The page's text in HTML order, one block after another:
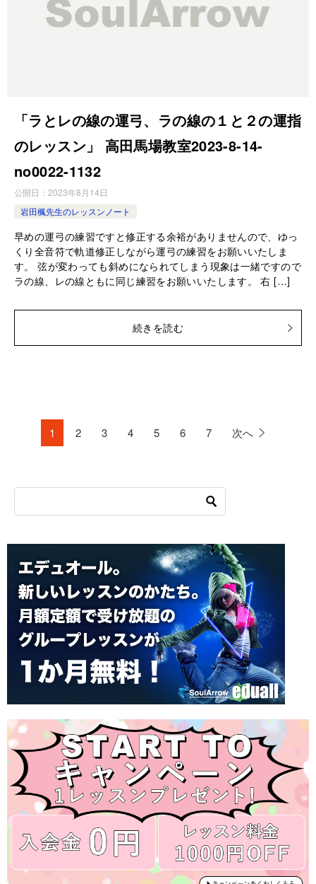
「ラとレの線の運弓、ラの線の１と２の運指
のレッスン」 高田馬場教室2023-8-14-
no0022-1132
公開日： 2023年8月14日
岩田楓先生のレッスンノート
早めの運弓の練習ですと修正する余裕がありませんので、ゆっ
くり全音符で軌道修正しながら運弓の練習をお願いいたしま
す。 弦が変わっても斜めになられてしまう現象は一緒ですので
ラの線、レの線ともに同じ練習をお願いいたします。 右 […]
続きを読む
1 2 3 4 5 6 7 次へ